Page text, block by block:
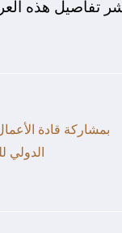
تفاصيل هذه
بمشاركة قادة
الدولي